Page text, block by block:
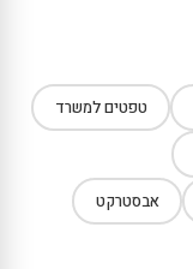
טפטים למשרד
אבסטרקט